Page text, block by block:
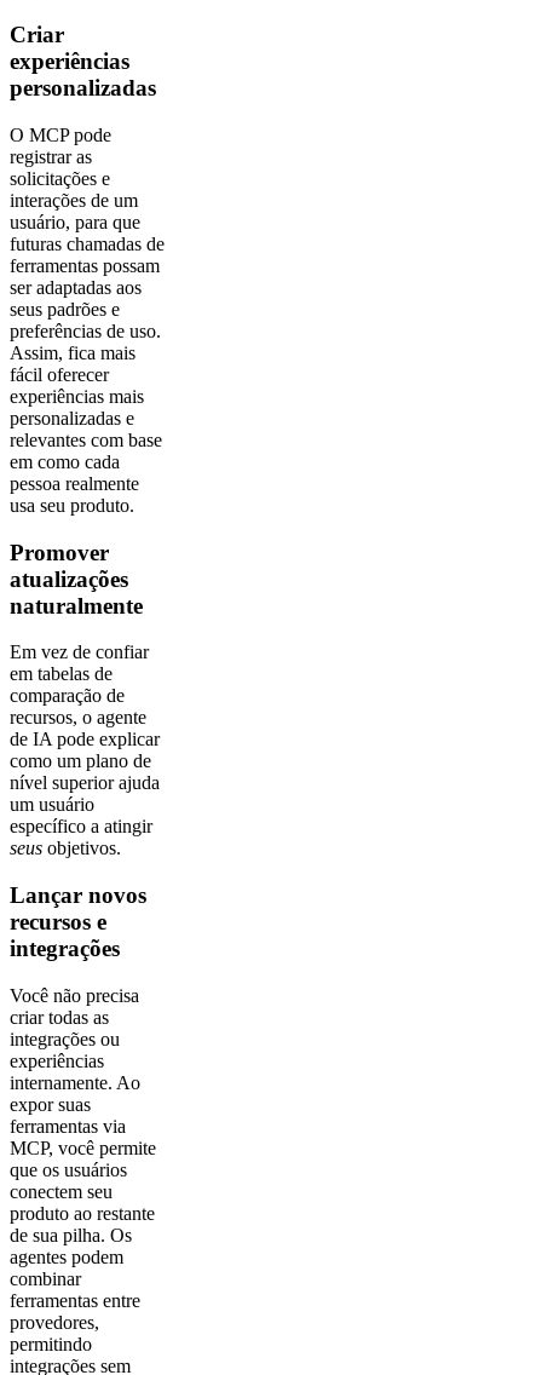
Criar
experiências
personalizadas
O MCP pode
registrar as
solicitações e
interações de um
usuário, para que
futuras chamadas de
ferramentas possam
ser adaptadas aos
seus padrões e
preferências de uso.
Assim, fica mais
fácil oferecer
experiências mais
personalizadas e
relevantes com base
em como cada
pessoa realmente
usa seu produto.
Promover
atualizações
naturalmente
Em vez de confiar
em tabelas de
comparação de
recursos, o agente
de IA pode explicar
como um plano de
nível superior ajuda
um usuário
específico a atingir
seus objetivos.
Lançar novos
recursos e
integrações
Você não precisa
criar todas as
integrações ou
experiências
internamente. Ao
expor suas
ferramentas via
MCP, você permite
que os usuários
conectem seu
produto ao restante
de sua pilha. Os
agentes podem
combinar
ferramentas entre
provedores,
permitindo
integrações sem